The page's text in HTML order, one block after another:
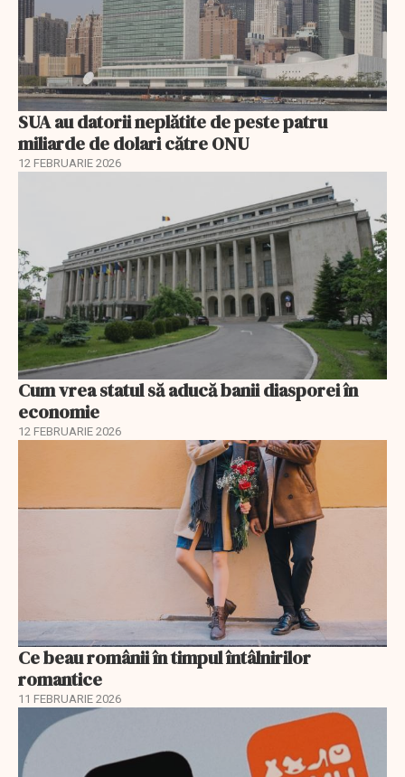
SUA au datorii neplătite de peste patru
miliarde de dolari către ONU
12 FEBRUARIE 2026
Cum vrea statul să aducă banii diasporei în
economie
12 FEBRUARIE 2026
Ce beau românii în timpul întâlnirilor
romantice
11 FEBRUARIE 2026